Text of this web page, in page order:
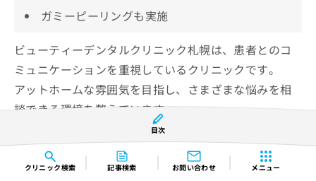
クリニック検索 記事検索 お問い合わせ メニュー
ガミーピーリングも実施
ビューティーデンタルクリニック札幌は、患者とのコ
ミュニケーションを重視しているクリニックです。
アットホームな雰囲気を目指し、さまざまな悩みを相
談できる環境を整えています。
ホワイトニングでは、一般的なホワイトニングで不適
応となる症例に対応している点が特徴です。
目次